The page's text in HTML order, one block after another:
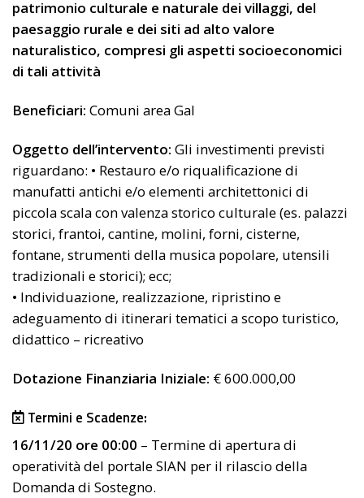
patrimonio culturale e naturale dei villaggi, del
paesaggio rurale e dei siti ad alto valore
naturalistico, compresi gli aspetti socioeconomici
di tali attività
Beneficiari: Comuni area Gal
Oggetto dell’intervento: Gli investimenti previsti
riguardano: • Restauro e/o riqualificazione di
manufatti antichi e/o elementi architettonici di
piccola scala con valenza storico culturale (es. palazzi
storici, frantoi, cantine, molini, forni, cisterne,
fontane, strumenti della musica popolare, utensili
tradizionali e storici); ecc;
• Individuazione, realizzazione, ripristino e
adeguamento di itinerari tematici a scopo turistico,
didattico – ricreativo
Dotazione Finanziaria Iniziale: € 600.000,00
Termini e Scadenze:
16/11/20 ore 00:00 – Termine di apertura di
operatività del portale SIAN per il rilascio della
Domanda di Sostegno.